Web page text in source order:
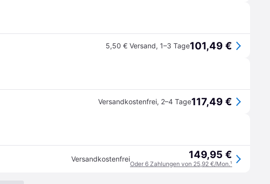
5,50 € Versand, 1–3 Tage101,49 €
Versandkostenfrei, 2–4 Tage117,49 €
Versandkostenfrei 149,95 €
Oder 6 Zahlungen von 25,92 €/Mon.¹